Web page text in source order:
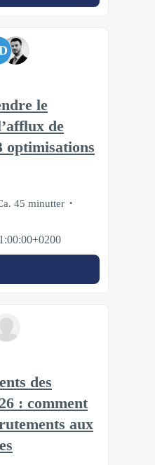
le
de
optimisations
45 minutter
des
: comment
aux